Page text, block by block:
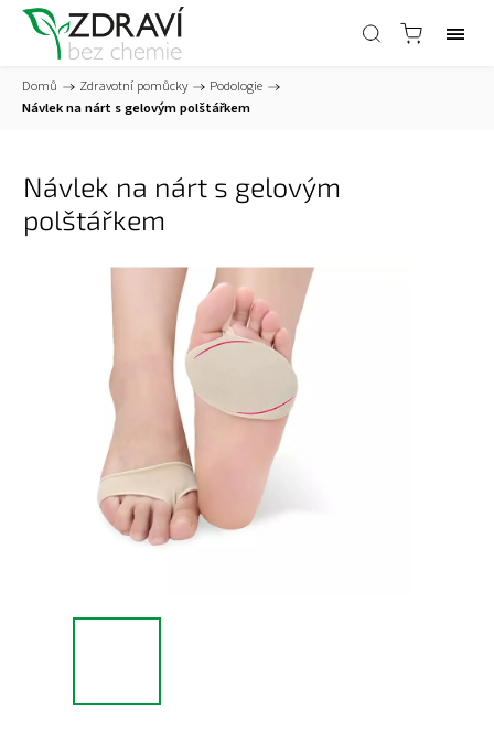
Domů / Zdravotní pomůcky / Podologie /
Návlek na nárt s gelovým polštářkem
Návlek na nárt s gelovým
polštářkem